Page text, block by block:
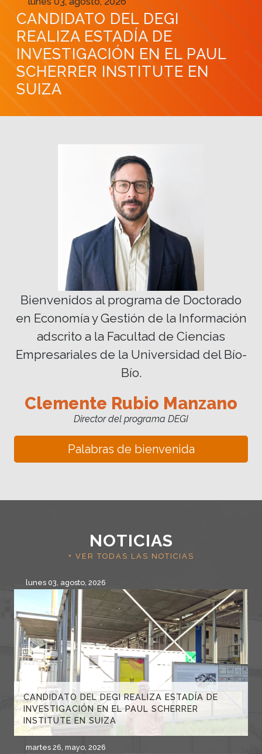
martes 26, mayo, 2026
DEFENSA PROYECTO DE
DEL ESTUDIANTE CRISTÓBAL
VÁSQUEZ-QUEZADA
Bienvenidos al programa de Doctorado
en Economía y Gestión de la Información
adscrito a la Facultad de Ciencias
Empresariales de la Universidad del Bío-
Bío.
Clemente Rubio Manzano
Director del programa DEGI
Palabras de bienvenida
NOTICIAS
+ VER TODAS LAS NOTICIAS
lunes 03, agosto, 2026
CANDIDATO DEL DEGI REALIZA ESTADÍA DE
INVESTIGACIÓN EN EL PAUL SCHERRER
INSTITUTE EN SUIZA
martes 26, mayo, 2026